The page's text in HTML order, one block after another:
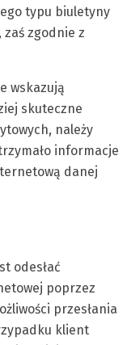
typu biuletyny
zaś zgodnie z
wskazują
skuteczne
należy
informacje
danej
odesłać
poprzez
przesłania
klient